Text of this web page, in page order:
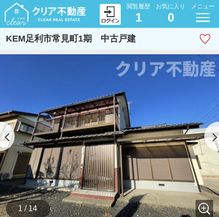
閲覧履歴
1
お気に入り
0
メニュー
KEM足利市常見町1期 中古戸建
1 / 14